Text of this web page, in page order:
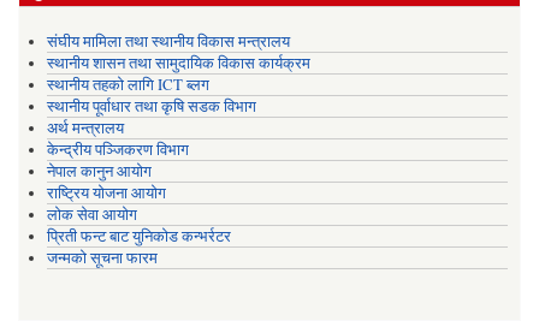
संघीय मामिला तथा स्थानीय विकास मन्त्रालय
स्थानीय शासन तथा सामुदायिक विकास कार्यक्रम
स्थानीय तहको लागि ICT ब्लग
स्थानीय पूर्वाधार तथा कृषि सडक विभाग
अर्थ मन्त्रालय
केन्द्रीय पञ्जिकरण विभाग
नेपाल कानुन आयोग
राष्ट्रिय योजना आयोग
लोक सेवा आयोग
प्रिती फन्ट बाट युनिकोड कन्भर्रटर
जन्मको सूचना फारम